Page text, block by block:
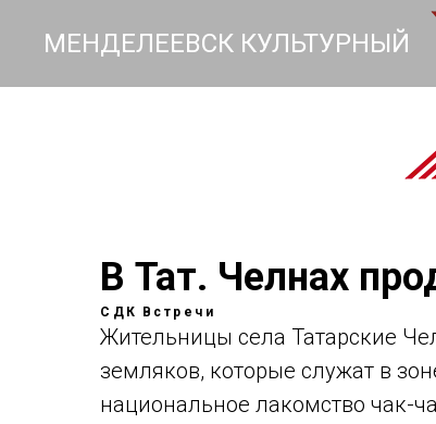
МЕНДЕЛЕЕВСК КУЛЬТУРНЫЙ
В Тат. Челнах
СДК Встречи
Жительницы села Татарские
земляков, которые служат в
национальное лакомство чак-